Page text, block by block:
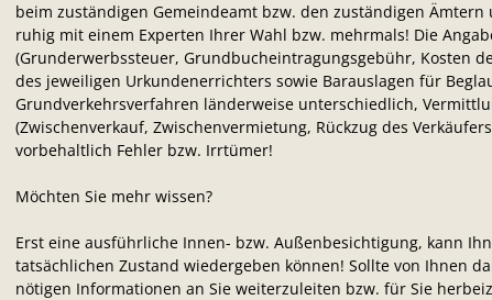
beim zuständigen Gemeindeamt bzw. den zuständigen
ruhig mit einem Experten Ihrer Wahl bzw. mehrmals! Die
(Grunderwerbssteuer, Grundbucheintragungsgebühr, Kosten
des jeweiligen Urkundenerrichters sowie Barauslagen für
Grundverkehrsverfahren länderweise unterschiedlich,
(Zwischenverkauf, Zwischenvermietung, Rückzug des
vorbehaltlich Fehler bzw. Irrtümer!
Möchten Sie mehr wissen?
Erst eine ausführliche Innen- bzw. Außenbesichtigung, kann
tatsächlichen Zustand wiedergeben können! Sollte von Ihnen
nötigen Informationen an Sie weiterzuleiten bzw. für Sie